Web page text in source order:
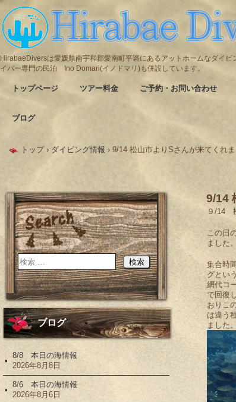
HirabaeDiversは愛媛県南宇和郡愛南町平碆にあるアットホームなダイビ
イバー専門の民泊 Ino Domari(イノドマリ)も併設しています。
トップページ ツアー料金 ご予約・お問い合わせ
ブログ
トップ › ダイビング情報 › 9/14 松山市よりSさんが来てくれま
9/14
９/14
この日
ました。
集合時
グとい
網代コ
で回復
おりこ
は違う
ました
ブログ
8/8 本日の海情報
2026年8月8日
8/6 本日の海情報
2026年8月6日